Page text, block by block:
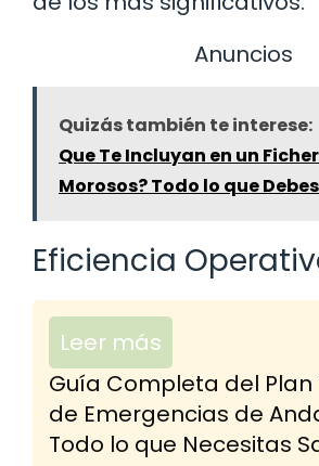
Anuncios
Quizás también te interese:
Que Te Incluyan en un
Morosos? Todo lo que
Eficiencia
Leer más
Guía Completa del Plan
de Emergencias de
Todo lo que Necesitas